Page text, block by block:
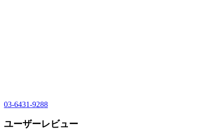
03-6431-9288
ユーザーレビュー